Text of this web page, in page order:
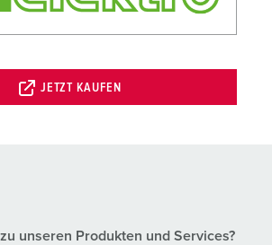
JETZT KAUFEN
unseren Produkten und Services?